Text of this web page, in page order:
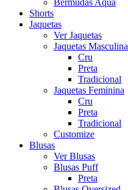
Bermudas Aqua
Shorts
Jaquetas
Ver Jaquetas
Jaquetas Masculina
Cru
Preta
Tradicional
Jaquetas Feminina
Cru
Preta
Tradicional
Customize
Blusas
Ver Blusas
Blusas Puff
Preta